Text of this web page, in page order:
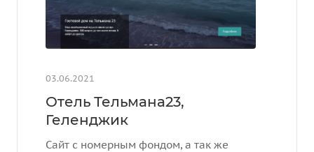
03.06.2021
Отель Тельмана23,
Геленджик
Сайт с номерным фондом, а так же